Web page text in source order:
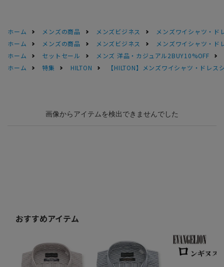
ホーム メンズの商品 メンズビジネス
メンズワイシャツ・ド
ホーム
メンズの商品 メンズビジネス
メンズワイシャツ・ド
ホーム
セットセール
メンズ 洋品・カジュアル2BUY10%OFF
ホーム
特集 HILTON 【HILTON】メンズワイシャツ・ドレス